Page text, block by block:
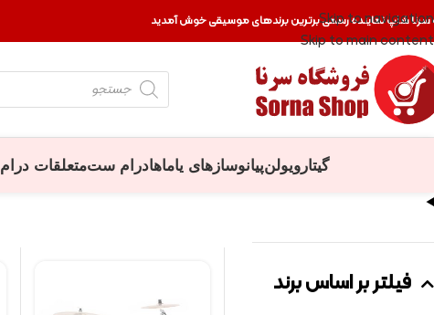
Skip to navigation
Skip to main content
سرنا شاپ نماینده رسمی برترین برندهای موسیقی خوش آمدید
گیتار ویولنپیانوسازهای یاماهادرام ستمتعلقات درام
فیلتر بر اساس برند